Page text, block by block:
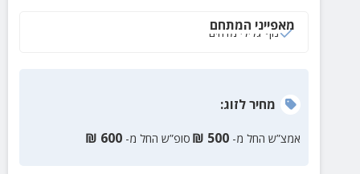
מאפייני המתחם
נוף גלילי מדהים
מחירלזוג:
אמצ”ש החל מ- 500
₪ סופ”ש החל מ- 600
₪